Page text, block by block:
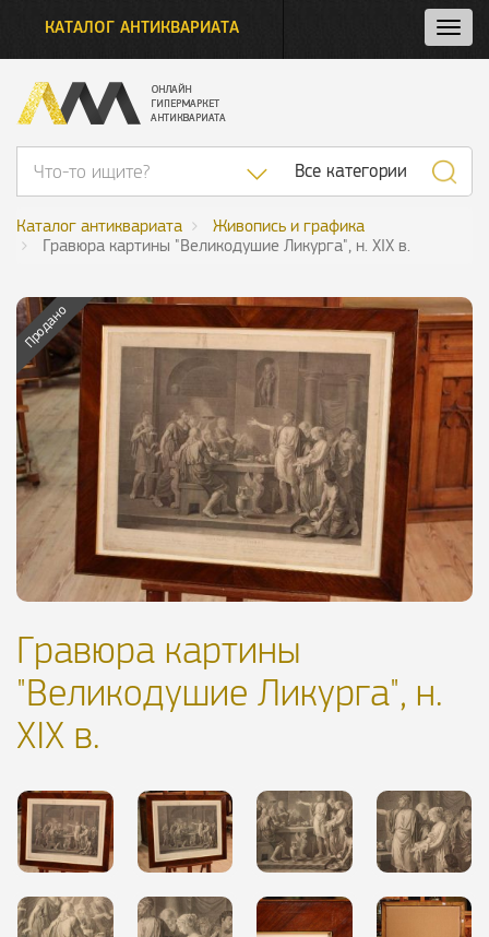
и
КАТАЛОГ АНТИКВАРИАТА
Список
Все категории
Каталог антиквариата
Живопись и графика
Гравюра картины "Великодушие Ликурга", н. XIX в.
Продано
Гравюра картины
"Великодушие Ликурга", н.
XIX в.